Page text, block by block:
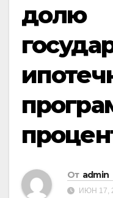
долю
От admin
ИЮН 17,